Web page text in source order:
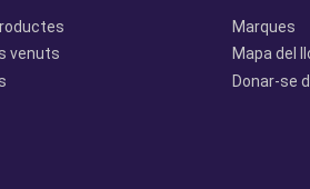
venuts
Marques
Mapa del
Donar-se